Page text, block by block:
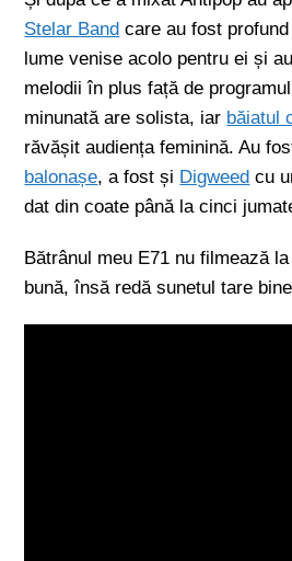
Stelar Band care au fost
lume venise acolo pentru ei și
melodii în plus față de
minunată are solista, iar băiatul
răvășit audiența feminină. Au
balonașe, a fost și Digweed cu
dat din coate până la cinci
Bătrânul meu E71 nu filmează
bună, însă redă sunetul tare